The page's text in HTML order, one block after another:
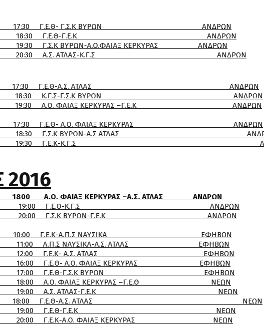
Γ.Ε.Θ- Γ.Σ.Κ ΒΥΡΩΝ ΑΝΔΡΩΝ
Γ.Ε.Θ-Γ.Ε.Κ ΑΝΔΡΩΝ
ΒΥΡΩΝ-Α.Ο.ΦΑΙΑΞ ΚΕΡΚΥΡΑΣ ΑΝΔΡΩΝ
Α.Σ. ΑΤΛΑΣ-Κ.Γ.Σ ΑΝΔΡΩΝ
Γ.Ε.Θ-Α.Σ. ΑΤΛΑΣ ΑΝΔΡΩΝ
Κ.Γ.Σ-Γ.Σ.Κ ΒΥΡΩΝ ΑΝΔΡΩΝ
Α.Ο. ΦΑΙΑΞ ΚΕΡΚΥΡΑΣ –Γ.Ε.Κ ΑΝΔΡΩΝ
Γ.Ε.Θ- Α.Ο. ΦΑΙΑΞ ΚΕΡΚΥΡΑΣ ΑΝΔΡΩΝ
Γ.Σ.Κ ΒΥΡΩΝ-Α.Σ ΑΤΛΑΣ
19:30 Γ.Ε.Κ-Κ.Γ.Σ
2016
Α.Ο. ΦΑΙΑΞ ΚΕΡΚΥΡΑΣ –Α.Σ. ΑΤΛΑΣ ΑΝΔΡΩΝ
Γ.Ε.Θ-Κ.Γ.Σ ΑΝΔΡΩΝ
Γ.Σ.Κ ΒΥΡΩΝ-Γ.Ε.Κ ΑΝΔΡΩΝ
10:00 Γ.Ε.Κ-Α.Π.Σ ΝΑΥΣΙΚΑ ΕΦΗΒΩΝ
Α.Π.Σ ΝΑΥΣΙΚΑ-Α.Σ. ΑΤΛΑΣ ΕΦΗΒΩΝ
Γ.Ε.Κ- Α.Σ. ΑΤΛΑΣ ΕΦΗΒΩΝ
Α.Ο. ΦΑΙΑΞ ΚΕΡΚΥΡΑΣ ΕΦΗΒΩΝ
Γ.Ε.Θ-Γ.Σ.Κ ΒΥΡΩΝ ΕΦΗΒΩΝ
Α.Ο. ΦΑΙΑΞ ΚΕΡΚΥΡΑΣ –Γ.Ε.Θ ΝΕΩΝ
Α.Σ. ΑΤΛΑΣ-Γ.Ε.Κ ΝΕΩΝ
Γ.Ε.Θ-Α.Σ. ΑΤΛΑΣ ΝΕΩΝ
19:00 Γ.Ε.Θ-Γ.Ε.Κ ΝΕΩΝ
Γ.Ε.Κ-Α.Ο. ΦΑΙΑΞ ΚΕΡΚΥΡΑΣ ΝΕΩΝ